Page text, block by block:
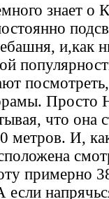
знает о
и,как
Просто
что она
метров. И,
примерно
если